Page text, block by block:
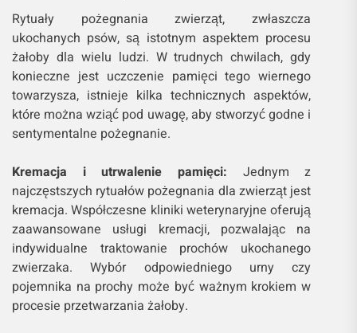
Rytuały pożegnania zwierząt, zwłaszcza
ukochanych psów, są istotnym aspektem procesu
żałoby dla wielu ludzi. W trudnych chwilach, gdy
konieczne jest uczczenie pamięci tego wiernego
towarzysza, istnieje kilka technicznych aspektów,
które można wziąć pod uwagę, aby stworzyć godne i
sentymentalne pożegnanie.
Kremacja i utrwalenie pamięci: Jednym z
najczęstszych rytuałów pożegnania dla zwierząt jest
kremacja. Współczesne kliniki weterynaryjne oferują
zaawansowane usługi kremacji, pozwalając na
indywidualne traktowanie prochów ukochanego
zwierzaka. Wybór odpowiedniego urny czy
pojemnika na prochy może być ważnym krokiem w
procesie przetwarzania żałoby.